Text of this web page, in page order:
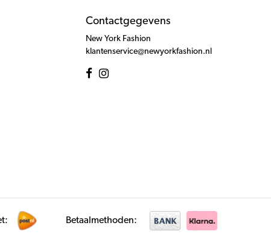
Contactgegevens
New York Fashion
klantenservice@newyorkfashion.nl
Betaalmethoden: